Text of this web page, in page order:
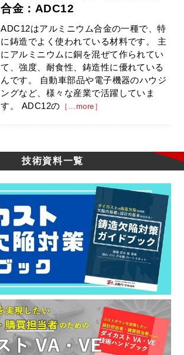
合金：ADC12
ADC12はアルミニウム合金の一種で、特
に鋳造でよく使われている材料です。 主
にアルミニウムに銅を混ぜて作られてい
て、強度、耐食性、鋳造性に優れている
んです。 自動車部品や電子機器のハウジ
ングなど、様々な産業で活躍していま
す。 ADC12の ［…more］
技術資料一覧